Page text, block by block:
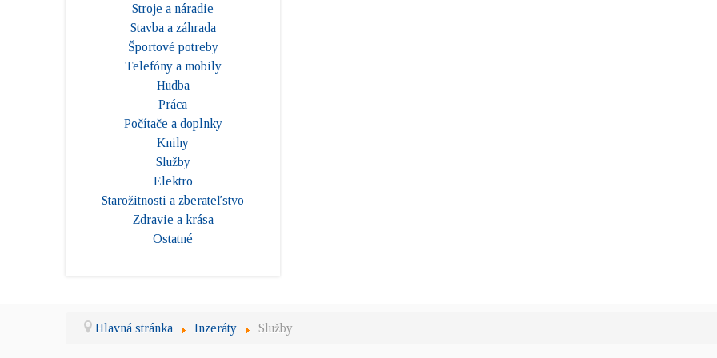
Stroje a náradie
Stavba a záhrada
Športové potreby
Telefóny a mobily
Hudba
Práca
Počítače a doplnky
Knihy
Služby
Elektro
Starožitnosti a zberateľstvo
Zdravie a krása
Ostatné
Hlavná stránka Inzeráty Služby